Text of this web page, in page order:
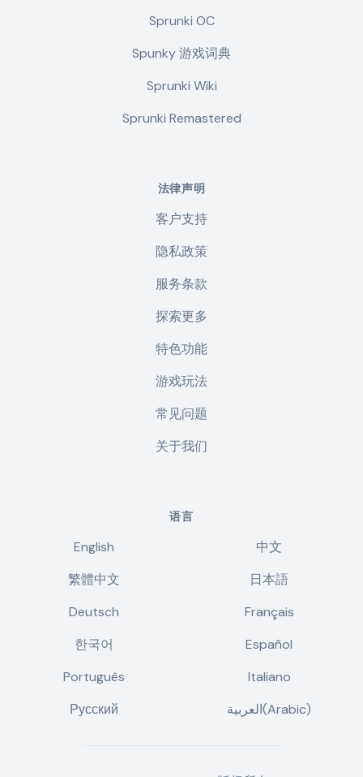
Sprunki OC
Spunky 游戏词典
Sprunki Wiki
Sprunki Remastered
法律声明
客户支持
隐私政策
服务条款
探索更多
特色功能
游戏玩法
常见问题
关于我们
语言
English
中文
繁體中文
日本語
Deutsch
Français
한국어
Español
Português
Italiano
Русский
العربية(Arabic)